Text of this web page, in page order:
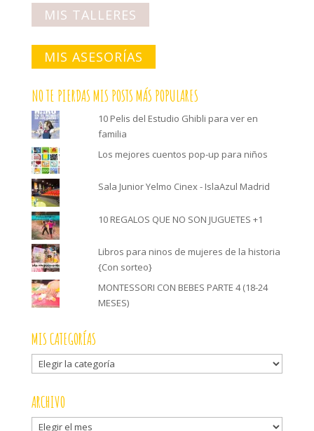
MIS TALLERES
MIS ASESORÍAS
NO TE PIERDAS MIS POSTS MÁS POPULARES
10 Pelis del Estudio Ghibli para ver en
familia
Los mejores cuentos pop-up para niños
Sala Junior Yelmo Cinex - IslaAzul Madrid
10 REGALOS QUE NO SON JUGUETES +1
Libros para ninos de mujeres de la historia
{Con sorteo}
MONTESSORI CON BEBES PARTE 4 (18-24
MESES)
MIS CATEGORÍAS
Mis
categorías
ARCHIVO
Archivo